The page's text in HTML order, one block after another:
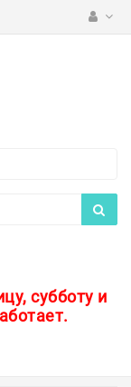
субботу и